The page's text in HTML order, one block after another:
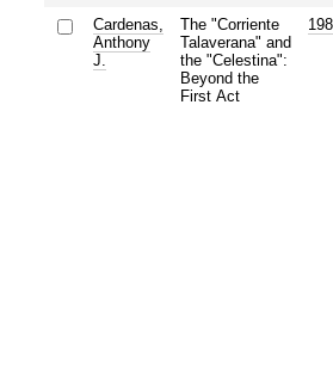
Cardenas,
Anthony
J.
The "Corriente
Talaverana" and
the "Celestina":
Beyond the
First Act